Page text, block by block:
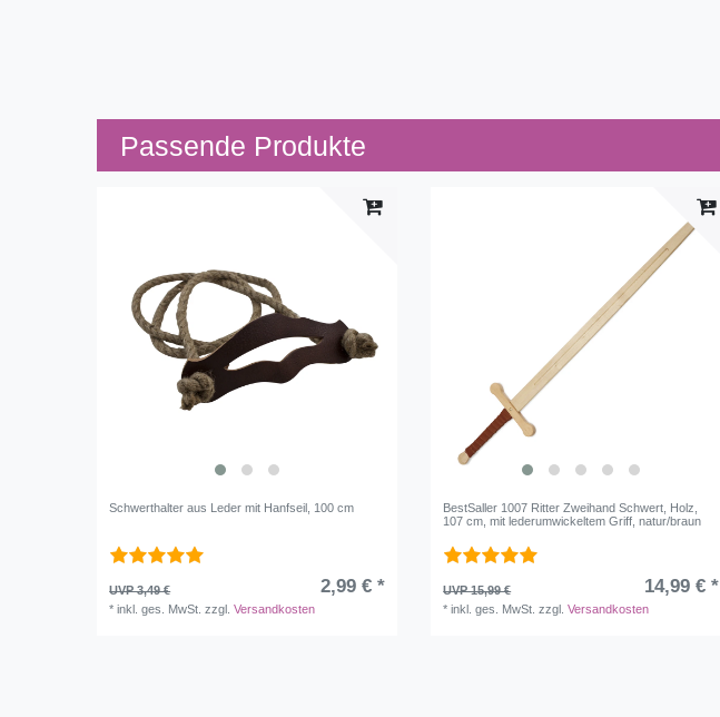
Passende Produkte
Schwerthalter aus Leder mit Hanfseil, 100 cm
UVP 3,49 € 2,99 € *
*inkl. ges. MwSt. zzgl.Versandkosten
BestSaller 1007 Ritter Zweihand Schwert, Holz,
107 cm, mit lederumwickeltem Griff, natur/braun
UVP 15,99 € 14,99 € *
*inkl. ges. MwSt. zzgl.Versandkosten